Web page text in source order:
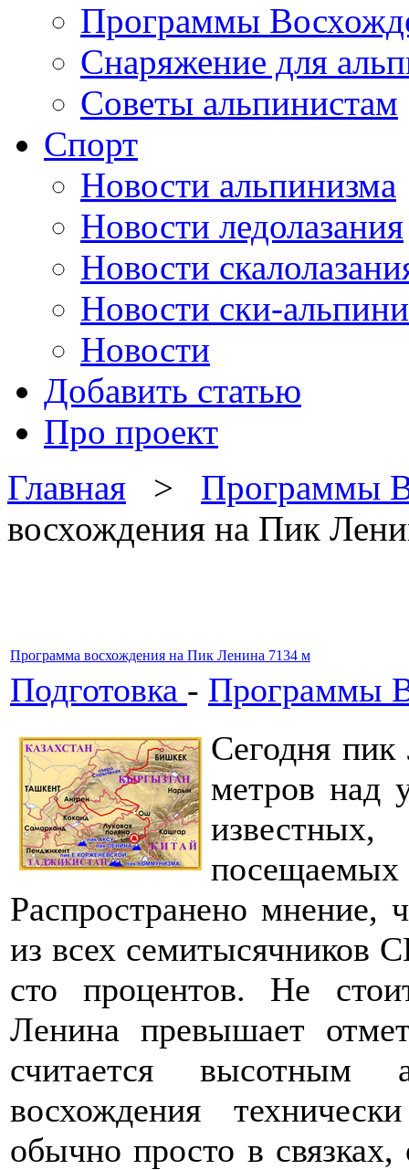
Программы
Снаряжение для
Советы альпинистам
Спорт
Новости альпинизма
Новости ледолазания
Новости
Новости ски-
Новости
Добавить статью
Про проект
Главная > Программы
восхождения на Пик
Программа восхождения на Пик Ленина 7134 м
Подготовка - Программы
Сегодня
метров над
Распространено
из всех семитысячников
сто процентов. Не
Ленина превышает
считается высотным
восхождения
обычно просто в